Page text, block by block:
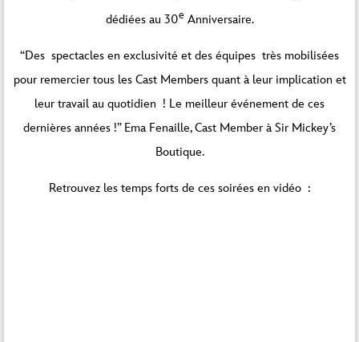
dédiées au 30eAnniversaire.
“Des spectacles en exclusivité et des équipes très mobilisées
pour remercier tous les Cast Members quant à leur implication et
leur travail au quotidien ! Le meilleur événement de ces
dernières années !” Ema Fenaille, Cast Member à Sir Mickey’s
Boutique.
Retrouvez les temps forts de ces soirées en vidéo :